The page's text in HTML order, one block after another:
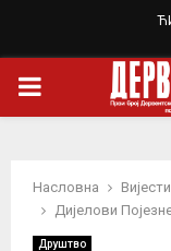
PRIMARY
Насловна Вијести
Дијелови
Друштво